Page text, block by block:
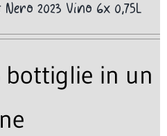
Nero 2023 Vino 6x 0,75L
bottiglie in un